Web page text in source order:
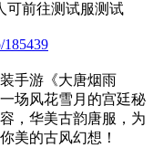
可前往测试服测试
185439
手游《大唐烟雨
场风花雪月的宫廷秘
，华美古韵唐服，为
美的古风幻想！